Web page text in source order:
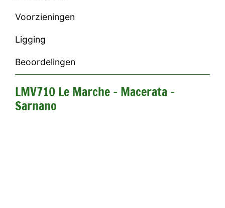
Voorzieningen
Ligging
Beoordelingen
LMV710 Le Marche - Macerata -
Sarnano